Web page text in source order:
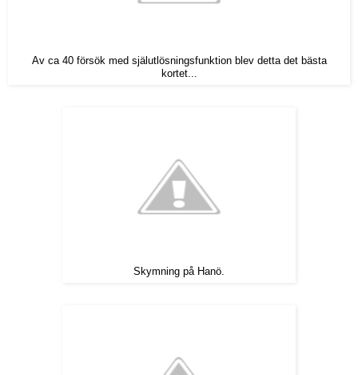
Av ca 40 försök med själutlösningsfunktion blev detta det bästa
kortet...
Skymning på Hanö.